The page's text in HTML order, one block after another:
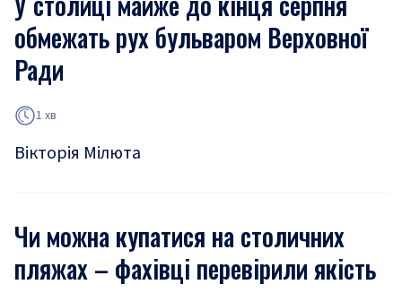
обмежать рух бульваром Верховної
Ради
1 хв
Вікторія Мілюта
Чи можна купатися на столичних
пляжах – фахівці перевірили якість